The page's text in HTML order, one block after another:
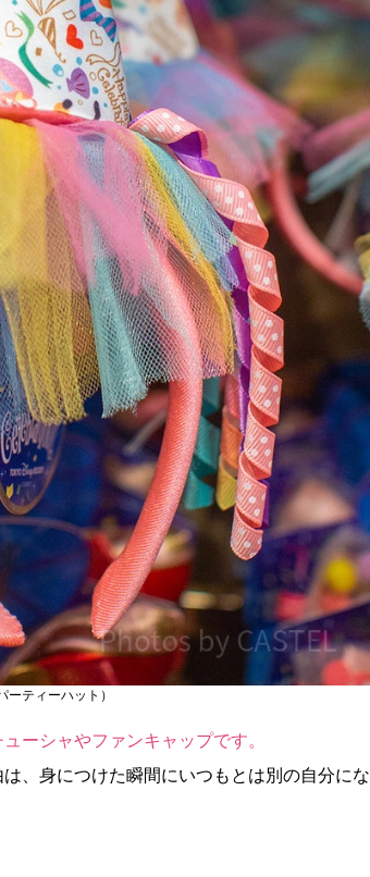
ーティーハット）
ーシャやファンキャップです。
、身につけた瞬間にいつもとは別の自分にな